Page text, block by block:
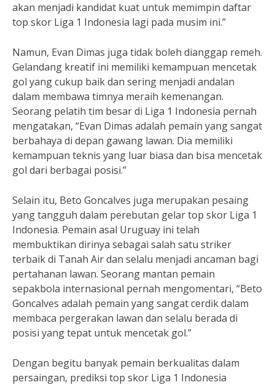
akan menjadi kandidat kuat untuk memimpin daftar
top skor Liga 1 Indonesia lagi pada musim ini.”
Namun, Evan Dimas juga tidak boleh dianggap remeh.
Gelandang kreatif ini memiliki kemampuan mencetak
gol yang cukup baik dan sering menjadi andalan
dalam membawa timnya meraih kemenangan.
Seorang pelatih tim besar di Liga 1 Indonesia pernah
mengatakan, “Evan Dimas adalah pemain yang sangat
berbahaya di depan gawang lawan. Dia memiliki
kemampuan teknis yang luar biasa dan bisa mencetak
gol dari berbagai posisi.”
Selain itu, Beto Goncalves juga merupakan pesaing
yang tangguh dalam perebutan gelar top skor Liga 1
Indonesia. Pemain asal Uruguay ini telah
membuktikan dirinya sebagai salah satu striker
terbaik di Tanah Air dan selalu menjadi ancaman bagi
pertahanan lawan. Seorang mantan pemain
sepakbola internasional pernah mengomentari, “Beto
Goncalves adalah pemain yang sangat cerdik dalam
membaca pergerakan lawan dan selalu berada di
posisi yang tepat untuk mencetak gol.”
Dengan begitu banyak pemain berkualitas dalam
persaingan, prediksi top skor Liga 1 Indonesia